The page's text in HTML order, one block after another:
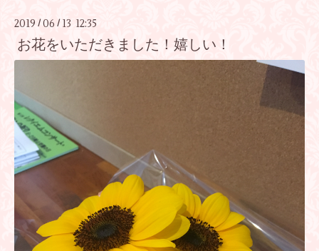
2019 /06 / 13 12:35
お花をいただきました！嬉しい！